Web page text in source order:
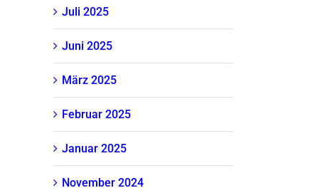
Juli 2025
Juni 2025
März 2025
Februar 2025
Januar 2025
November 2024